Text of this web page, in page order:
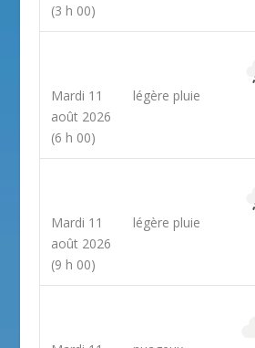
(3 h 00)
Mardi 11
août 2026
(6 h 00)
légère pluie
Mardi 11
août 2026
(9 h 00)
légère pluie